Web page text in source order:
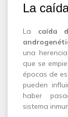
La
La caída
una
que se
épocas de
pueden
haber
sistema